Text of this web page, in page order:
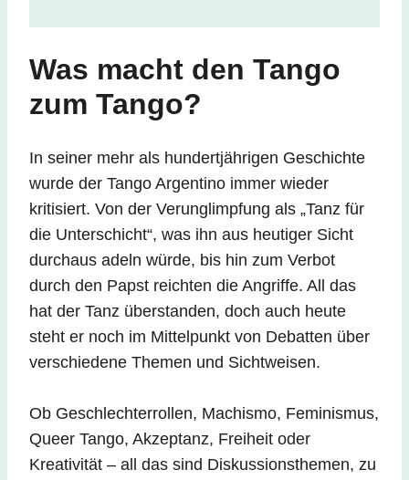
Was macht den Tango
zum Tango?
In seiner mehr als hundertjährigen Geschichte
wurde der Tango Argentino immer wieder
kritisiert. Von der Verunglimpfung als „Tanz für
die Unterschicht“, was ihn aus heutiger Sicht
durchaus adeln würde, bis hin zum Verbot
durch den Papst reichten die Angriffe. All das
hat der Tanz überstanden, doch auch heute
steht er noch im Mittelpunkt von Debatten über
verschiedene Themen und Sichtweisen.
Ob Geschlechterrollen, Machismo, Feminismus,
Queer Tango, Akzeptanz, Freiheit oder
Kreativität – all das sind Diskussionsthemen, zu